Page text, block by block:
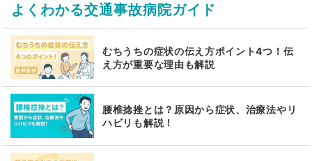
よくわかる交通事故病院ガイド
むちうちの症状の伝え方ポイント4つ！伝
え方が重要な理由も解説
腰椎捻挫とは？原因から症状、治療法やリ
ハビリも解説！